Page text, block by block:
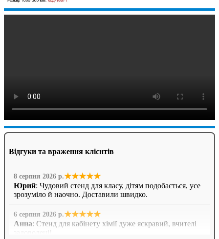
Відгуки та враження клієнтів
8 серпня 2026 р.★★★★★
Юрий: Чудовий стенд для класу, дітям подобається, усе
зрозуміло й наочно. Доставили швидко.
6 серпня 2026 р.★★★★★
Анна: Стенд для кабінету хімії дуже яскравий, вчителі
задоволені!